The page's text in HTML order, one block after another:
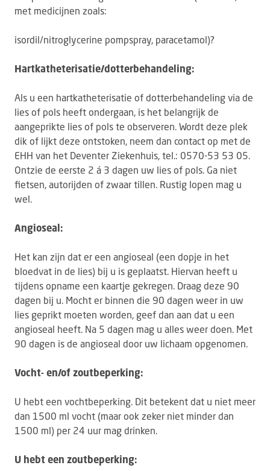
met medicijnen zoals:
isordil/nitroglycerine pompspray, paracetamol)?
Hartkatheterisatie/dotterbehandeling:
Als u een hartkatheterisatie of dotterbehandeling via de
lies of pols heeft ondergaan, is het belangrijk de
aangeprikte lies of pols te observeren. Wordt deze plek
dik of lijkt deze ontstoken, neem dan contact op met de
EHH van het Deventer Ziekenhuis, tel.: 0570-53 53 05.
Ontzie de eerste 2 á 3 dagen uw lies of pols. Ga niet
fietsen, autorijden of zwaar tillen. Rustig lopen mag u
wel.
Angioseal:
Het kan zijn dat er een angioseal (een dopje in het
bloedvat in de lies) bij u is geplaatst. Hiervan heeft u
tijdens opname een kaartje gekregen. Draag deze 90
dagen bij u. Mocht er binnen die 90 dagen weer in uw
lies geprikt moeten worden, geef dan aan dat u een
angioseal heeft. Na 5 dagen mag u alles weer doen. Met
90 dagen is de angioseal door uw lichaam opgenomen.
Vocht- en/of zoutbeperking:
U hebt een vochtbeperking. Dit betekent dat u niet meer
dan 1500 ml vocht (maar ook zeker niet minder dan
1500 ml) per 24 uur mag drinken.
U hebt een zoutbeperking: